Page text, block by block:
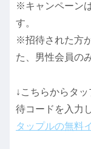
※キャンペーン
す。
※招待された方
た、男性会員の
↓こちらからタ
待コードを入力
タップルの無料